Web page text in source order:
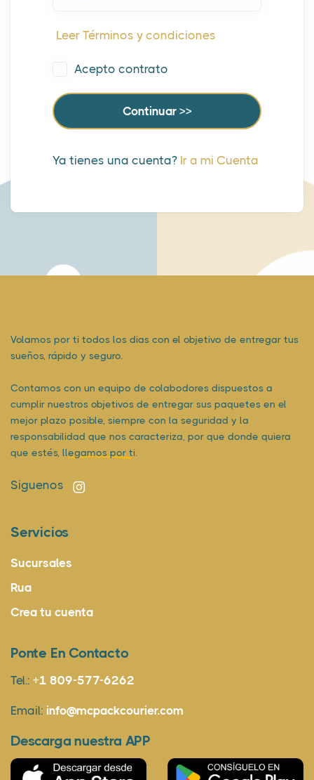
Leer Términos y condiciones
Acepto contrato
Ya tienes una cuenta? Ir a mi Cuenta
Volamos por ti todos los dias con el objetivo de entregar tus
sueños, rápido y seguro.
Contamos con un equipo de colabodores dispuestos a
cumplir nuestros objetivos de entregar sus paquetes en el
mejor plazo posible, siempre con la seguridad y la
responsabilidad que nos caracteriza, por que donde quiera
que estés, llegamos por ti.
Siguenos
Servicios
Sucursales
Rua
Crea tu cuenta
Ponte En Contacto
Tel.: +1 809-577-6262
Email: info@mcpackcourier.com
Descarga nuestra APP